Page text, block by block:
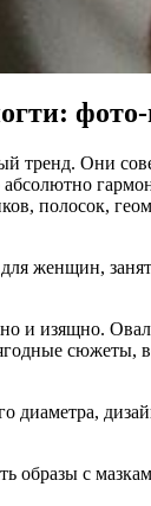
тренд. Они
абсолютно
полосок,
женщин,
и изящно.
сюжеты,
образы с